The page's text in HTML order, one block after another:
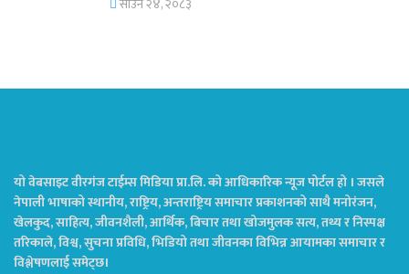
यो वेबसाइट वीरगंज टाईम्स मिडिया प्रा.लि. को आधिकारिक न्यूज पोर्टल हो । जसले
नेपाली भाषाको स्थानीय, राष्ट्रिय, अन्तराष्ट्रिय समाचार प्रकाशनको साथै मनोरंजन,
खेलकुद, साहित्य, जीवनशैली, आर्थिक, बिचार तथा खोजमुलक सत्य, तथ्य र निस्पक्ष
तरिकाले, विश्व, सुचना प्रविधि, भिडियो तथा जीवनका विभिन्न आयामका समाचार र
विश्लेषणलाई समेट्छ।